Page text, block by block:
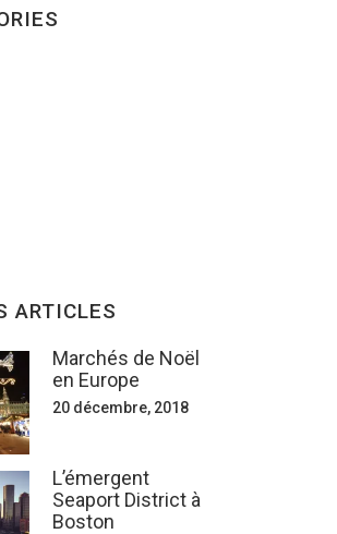
ARTICLES
Marchés de Noël
en Europe
20 décembre, 2018
L’émergent
Seaport District à
Boston